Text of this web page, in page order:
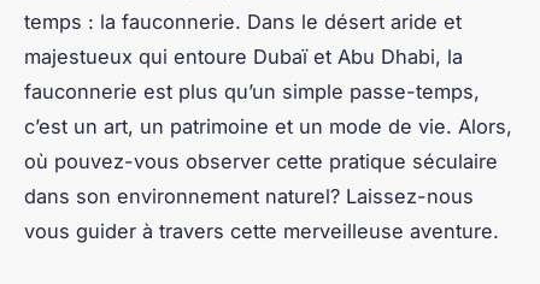
temps : la fauconnerie. Dans le désert aride et
majestueux qui entoure Dubaï et Abu Dhabi, la
fauconnerie est plus qu’un simple passe-temps,
c’est un art, un patrimoine et un mode de vie. Alors,
où pouvez-vous observer cette pratique séculaire
dans son environnement naturel? Laissez-nous
vous guider à travers cette merveilleuse aventure.